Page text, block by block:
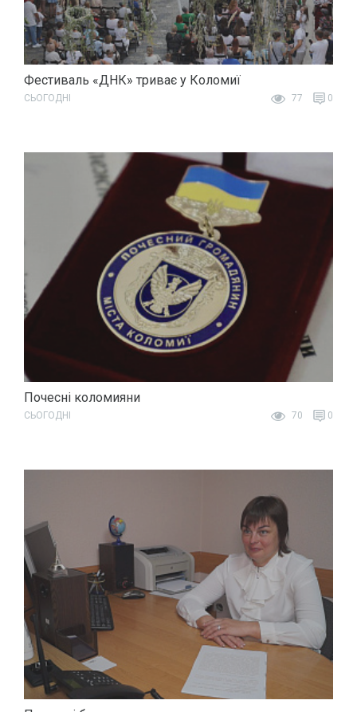
Фестиваль «ДНК» триває у Коломиї
СЬОГОДНІ 77 0
Почесні коломияни
СЬОГОДНІ 70 0